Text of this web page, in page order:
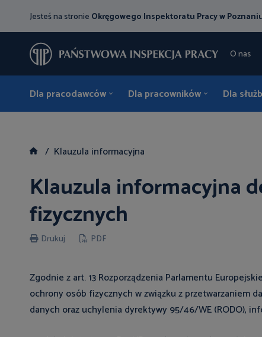
Jesteś na stronie Okręgowego Inspektoratu Pracy w
O nas
Dla pracodawców Dla pracowników Dla
Klauzula informacyjna
Klauzula informacyjna
fizycznych
Drukuj PDF
Zgodnie z art. 13 Rozporządzenia Parlamentu
ochrony osób fizycznych w związku z przetwarzaniem
danych oraz uchylenia dyrektywy 95/46/WE (RODO),